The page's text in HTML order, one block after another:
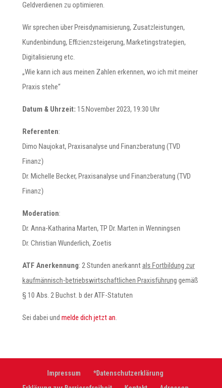
Geldverdienen zu optimieren.
Wir sprechen über Preisdynamisierung, Zusatzleistungen,
Kundenbindung, Effizienzsteigerung, Marketingstrategien,
Digitalisierung etc.
„Wie kann ich aus meinen Zahlen erkennen, wo ich mit meiner
Praxis stehe“
Datum & Uhrzeit: 15.November 2023, 19:30 Uhr
Referenten:
Dimo Naujokat, Praxisanalyse und Finanzberatung (TVD
Finanz)
Dr. Michelle Becker, Praxisanalyse und Finanzberatung (TVD
Finanz)
Moderation:
Dr. Anna-Katharina Marten, TP Dr. Marten in Wenningsen
Dr. Christian Wunderlich, Zoetis
ATF Anerkennung: 2 Stunden anerkanntals Fortbildung zur
kaufmännisch-betriebswirtschaftlichen Praxisführung gemäß
§ 10 Abs. 2 Buchst. b der ATF-Statuten
Sei dabei und melde dich jetzt an.
Impressum
*Datenschutzerklärung